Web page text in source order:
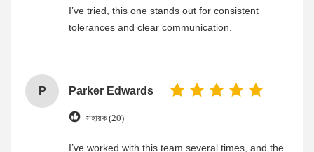
I’ve tried, this one stands out for consistent
tolerances and clear communication.
P Parker Edwards
সহায়ক (20)
I’ve worked with this team several times, and the